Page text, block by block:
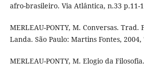
afro-brasileiro. Via Atlântica, n.33 p.11-
MERLEAU-PONTY, M. Conversas. Trad.
Landa. São Paulo: Martins Fontes, 2004,
MERLEAU-PONTY, M. Elogio da